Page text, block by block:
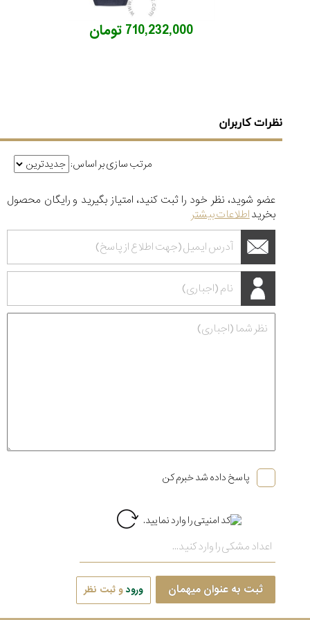
710,232,000 تومان
نظرات کاربران
مرتب سازی بر اساس:
عضو شوید، نظر خود را ثبت کنید، امتیاز بگیرید و رایگان محصول
بخریداطلاعات بیشتر
پاسخ داده شد خبرم کن
ثبت به عنوان میهمان ورودو ثبت نظر